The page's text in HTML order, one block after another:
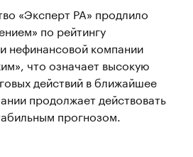
«Эксперт РА» продлило
по рейтингу
нефинансовой компании
что означает высокую
действий в ближайшее
продолжает действовать
прогнозом.